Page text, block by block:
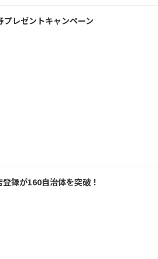
プレゼントキャンペーン
録が160自治体を突破！